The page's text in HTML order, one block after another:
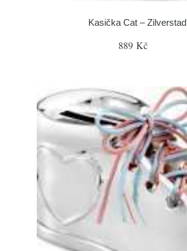
Kasička Cat – Zilverstad
889 Kč